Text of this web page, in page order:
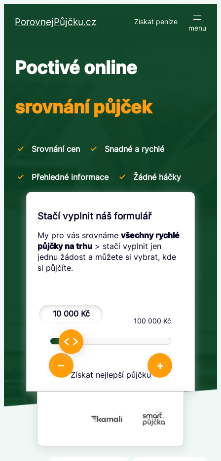
PorovnejPůjčku.cz Získat peníze
Poctivé online
srovnání půjček
Srovnání cen Snadné a rychlé
Přehledné informace Žádné háčky
Stačí vyplnit náš formulář
My pro vás srovnámevšechny rychlé
půjčky na trhu > stačí vyplnit jen
jednu žádost a můžete si vybrat, kde
si půjčíte.
10 000 Kč
– +
100 000 Kč
Získat nejlepší půjčku